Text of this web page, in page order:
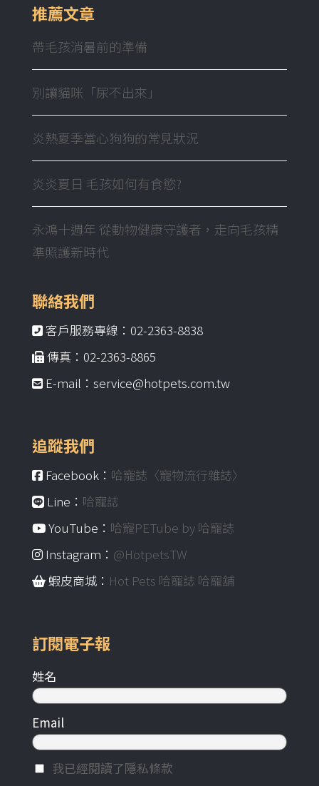
推薦文章
帶毛孩消暑前的準備
別讓貓咪「尿不出來」
炎熱夏季當心狗狗的常見狀況
炎炎夏日 毛孩如何有食慾?
永鴻十週年 從動物健康守護者，走向毛孩精
準照護新時代
聯絡我們
客戶服務專線：02-2363-8838
傳真：02-2363-8865
E-mail：service@hotpets.com.tw
追蹤我們
Facebook： 哈寵誌〈寵物流行雜誌〉
Line： 哈寵誌
YouTube： 哈寵PETube by 哈寵誌
Instagram： @HotpetsTW
蝦皮商城： Hot Pets 哈寵誌 哈寵舖
訂閱電子報
姓名
Email
我已經閱讀了隱私條款